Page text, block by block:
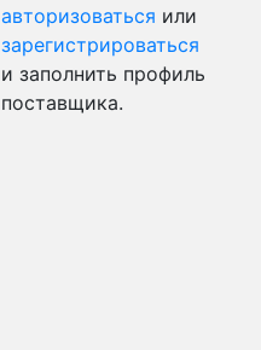
авторизоваться или
зарегистрироваться
и заполнить профиль
поставщика.